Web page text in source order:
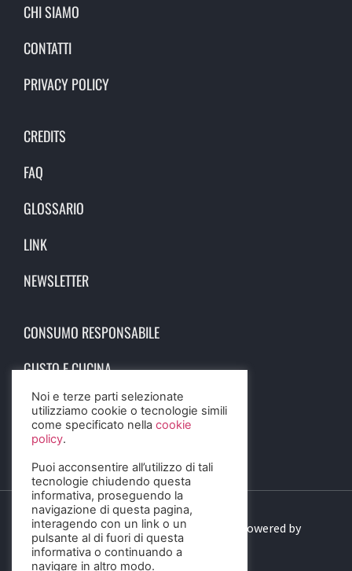
CHI SIAMO
CONTATTI
PRIVACY POLICY
CREDITS
FAQ
GLOSSARIO
LINK
NEWSLETTER
CONSUMO RESPONSABILE
GUSTO E CUCINA
SCIENZA E SALUTE
STORIA E CULTURA
© 2023 Birra Informa. All Rights Reserved. Powered by
DIGITALSENSE
Noi e terze parti selezionate
utilizziamo cookie o tecnologie simili
come specificato nella cookie
policy.
Puoi acconsentire all’utilizzo di tali
tecnologie chiudendo questa
informativa, proseguendo la
navigazione di questa pagina,
interagendo con un link o un
pulsante al di fuori di questa
informativa o continuando a
navigare in altro modo.